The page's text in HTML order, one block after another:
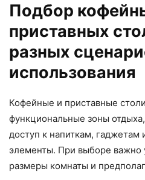
Подбор
приставных
разных
использования
Кофейные и приставные
функциональные зоны
доступ к напиткам, гаджетам
элементы. При выборе важно
размеры комнаты и